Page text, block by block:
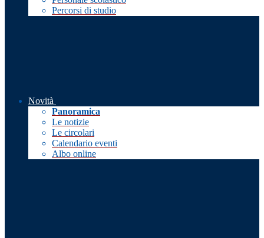
Percorsi di studio
Novità
Panoramica
Le notizie
Le circolari
Calendario eventi
Albo online